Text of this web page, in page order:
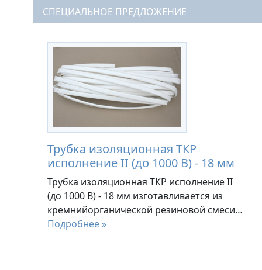
СПЕЦИАЛЬНОЕ ПРЕДЛОЖЕНИЕ
Трубка изоляционная ТКР
исполнение II (до 1000 В) - 18 мм
Трубка изоляционная ТКР исполнение II
(до 1000 В) - 18 мм изготавливается из
кремнийорганической резиновой смеси…
Подробнее »